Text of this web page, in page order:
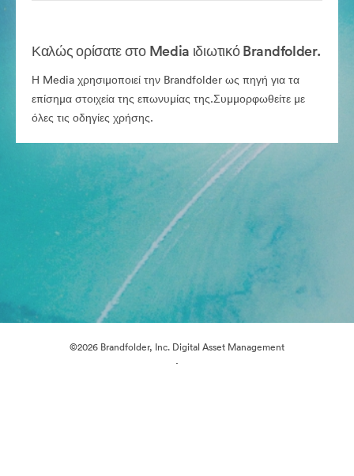
Καλώς ορίσατε στο Media ιδιωτικό Brandfolder.
Η Media χρησιμοποιεί την Brandfolder ως πηγή για τα
επίσημα στοιχεία της επωνυμίας της.Συμμορφωθείτε με
όλες τις οδηγίες χρήσης.
©2026 Brandfolder, Inc. Digital Asset Management
·